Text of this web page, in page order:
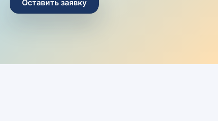
Оставить заявку